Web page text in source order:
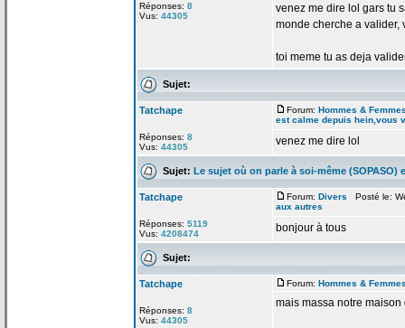
Réponses: 8
Vus: 44305
venez me dire lol gars tu
monde cherche a valider,
toi meme tu as deja
Sujet:
Tatchape
Réponses: 8
Vus: 44305
Forum: Hommes &
est calme depuis hein,vous v
venez me dire lol
Sujet: Le sujet où on parle à soi-même (SOPASO)
Tatchape
Réponses: 5119
Vus: 4208474
Forum: Divers Posté le:
aux autres
bonjour à tous
Sujet:
Tatchape
Réponses: 8
Vus: 44305
Forum: Hommes &
mais massa notre maison